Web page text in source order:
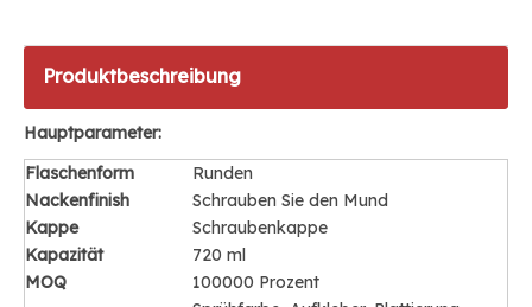
Produktbeschreibung
Hauptparameter:
Flaschenform
Runden
Nackenfinish
Schrauben Sie den Mund
Kappe
Schraubenkappe
Kapazität
720 ml
MOQ
100000 Prozent